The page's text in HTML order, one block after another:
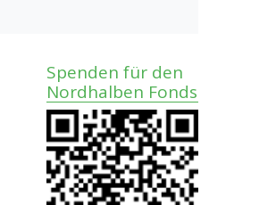
Spenden für den
Nordhalben Fonds